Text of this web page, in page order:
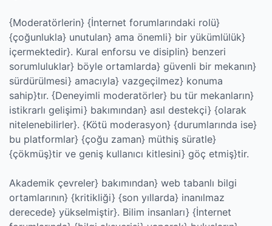
{Moderatörlerin} {İnternet forumlarındaki rolü}
{çoğunlukla} unutulan} ama önemli} bir yükümlülük}
içermektedir}. Kural enforsu ve disiplin} benzeri
sorumluluklar} böyle ortamlarda} güvenli bir mekanın}
sürdürülmesi} amacıyla} vazgeçilmez} konuma
sahip}tır. {Deneyimli moderatörler} bu tür mekanların}
istikrarlı gelişimi} bakımından} asıl destekçi} {olarak
nitelenebilirler}. {Kötü moderasyon} {durumlarında ise}
bu platformlar} {çoğu zaman} müthiş süratle}
{çökmüş}tir ve geniş kullanıcı kitlesini} göç etmiş}tir.
Akademik çevreler} bakımından} web tabanlı bilgi
ortamlarının} {kritikliği} {son yıllarda} inanılmaz
derecede} yükselmiştir}. Bilim insanları} {İnternet